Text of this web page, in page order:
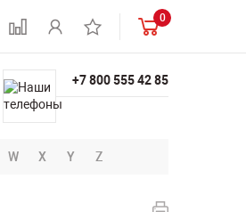
0
+7 800 555 42 85
W X Y Z